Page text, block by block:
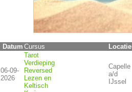
Datum Cursus Locatie
06-09-
2026
Tarot
Verdieping
Reversed
Lezen en
Keltisch
Capelle
a/d
IJssel